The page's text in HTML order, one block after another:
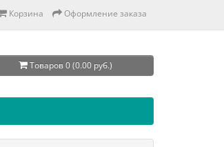
Корзина Оформление заказа
Товаров 0 (0.00 руб.)